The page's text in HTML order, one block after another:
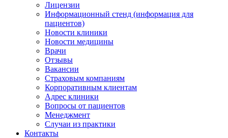
Лицензии
Информационный стенд (информация для
пациентов)
Новости клиники
Новости медицины
Врачи
Отзывы
Вакансии
Страховым компаниям
Корпоративным клиентам
Адрес клиники
Вопросы от пациентов
Менеджмент
Случаи из практики
Контакты